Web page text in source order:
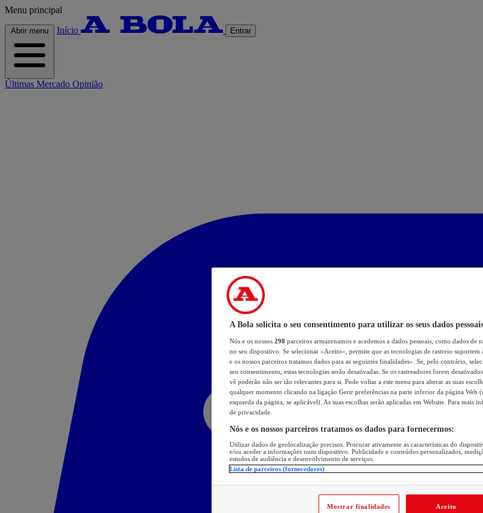
Menu principal
Abrir menu Início Entrar
Últimas Mercado Opinião
A Bola solicita o seu consentimento para utilizar os seus dados
Nós e os nossos 298 parceiros armazenamos e acedemos a dados pessoais, como dados de
no seu dispositivo. Se selecionar «Aceito», permite que as tecnologias de rastreio suportem
e os nossos parceiros tratamos dados para as seguintes finalidades». Se, pelo contrário,
seu consentimento, estas tecnologias serão desativadas. Se os rastreadores forem
vê poderão não ser tão relevantes para si. Pode voltar a este menu para alterar as suas
qualquer momento clicando na ligação Gerir preferências na parte inferior da página Web
esquerda da página, se aplicável). As suas escolhas serão aplicadas em Website. Para mais
de privacidade.
Nós e os nossos parceiros tratamos os dados para fornecermos:
Utilizar dados de geolocalização precisos. Procurar ativamente as características do
e/ou aceder a informações num dispositivo. Publicidade e conteúdos personalizados,
estudos de audiência e desenvolvimento de serviços.
Lista de parceiros (fornecedores)
Mostrar finalidades Aceito